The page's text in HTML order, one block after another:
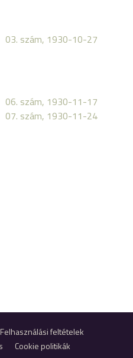
03. szám, 1930-10-27
06. szám, 1930-11-17
07. szám, 1930-11-24
Felhasználási feltételek
Cookie politikák